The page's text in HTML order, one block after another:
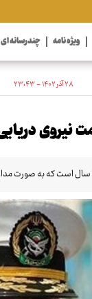
ویژه نامه چندرسانه ای
۲۸ آذر ۱۴۰۲ - ۲۳:۴۳